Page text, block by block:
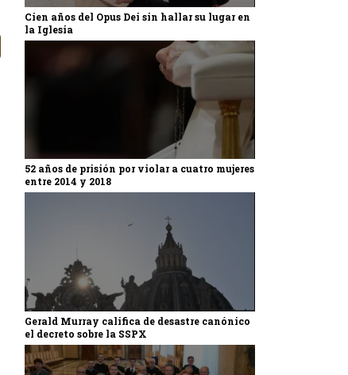
Cien años del Opus Dei sin hallar su lugar en
la Iglesia
52 años de prisión por violar a cuatro mujeres
entre 2014 y 2018
Gerald Murray califica de desastre canónico
el decreto sobre la SSPX